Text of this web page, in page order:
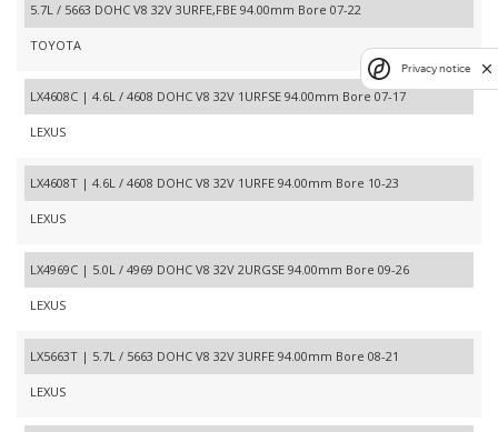
5.7L / 5663 DOHC V8 32V 3URFE,FBE 94.00mm Bore 07-22
TOYOTA
LX4608C | 4.6L / 4608 DOHC V8 32V 1URFSE 94.00mm Bore 07-17
LEXUS
LX4608T | 4.6L / 4608 DOHC V8 32V 1URFE 94.00mm Bore 10-23
LEXUS
LX4969C | 5.0L / 4969 DOHC V8 32V 2URGSE 94.00mm Bore 09-26
LEXUS
LX5663T | 5.7L / 5663 DOHC V8 32V 3URFE 94.00mm Bore 08-21
LEXUS
Privacy notice